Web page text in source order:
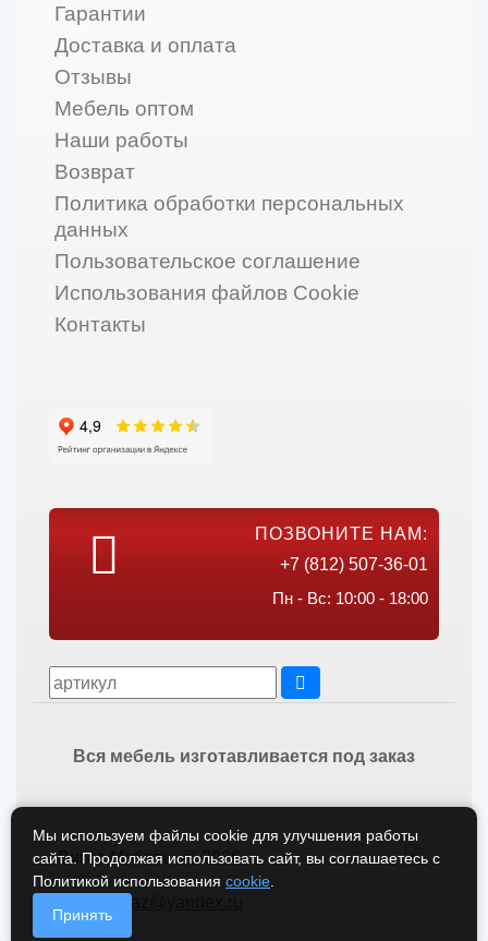
Гарантии
Доставка и оплата
Отзывы
Мебель оптом
Наши работы
Возврат
Политика обработки персональных
данных
Пользовательское соглашение
Использования файлов Cookie
Контакты
ПОЗВОНИТЕ НАМ:
+7 (812) 507-36-01
Пн - Вс: 10:00 - 18:00
Вся мебель изготавливается под заказ
Викос Мебель © 2026
vikos-zakaz@yandex.ru
Мы используем файлы cookie для улучшения работы
сайта. Продолжая использовать сайт, вы соглашаетесь с
Политикой использования cookie
Принять